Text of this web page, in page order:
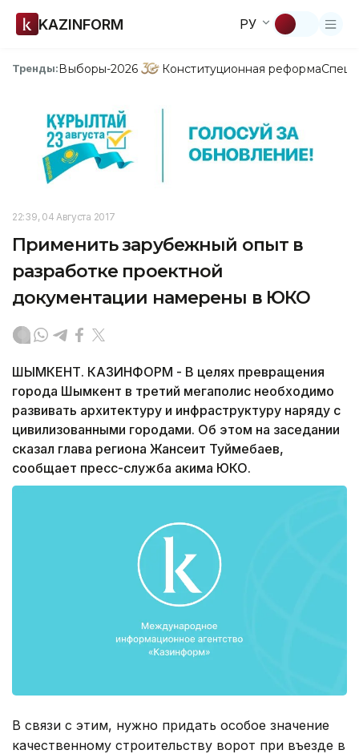
KAZINFORM РУ
Тренды:Выборы-2026 Конституционная реформа
22:39, 04 Августа 2017
Применить зарубежный опыт в
разработке проектной
документации намерены в ЮКО
ШЫМКЕНТ. КАЗИНФОРМ - В целях превращения
города Шымкент в третий мегаполис необходимо
развивать архитектуру и инфраструктуру наряду с
цивилизованными городами. Об этом на заседании
сказал глава региона Жансеит Туймебаев,
сообщает пресс-служба акима ЮКО.
В связи с этим, нужно придать особое значение
качественному строительству ворот при въезде в